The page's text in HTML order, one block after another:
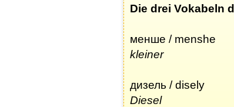
Die drei Vokabeln
менше / menshe
kleiner
дизель / disely
Diesel